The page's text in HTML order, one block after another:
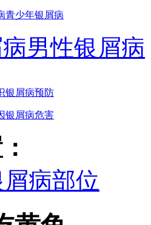
青少年银屑病
男性银屑病
银屑病预防
银屑病危害
病部位